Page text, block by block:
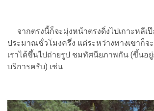
จากตรงนี้ก็จะมุ่งหน้าตรงดิ่งไปเกาะหลีเป๊
ประมาณชั่วโมงครึ่ง แต่ระหว่างทางเขาก็จ
เราได้ขึ้นไปถ่ายรูป ชมทัศนียภาพกัน (ขึ้นอ
บริการครับ) เช่น